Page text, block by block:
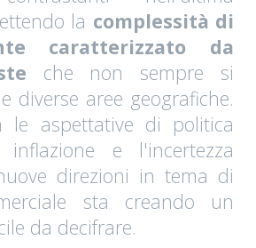
la complessità di
caratterizzato da
che non sempre si
diverse aree geografiche.
le aspettative di politica
e l'incertezza
direzioni in tema di
sta creando un
da decifrare.